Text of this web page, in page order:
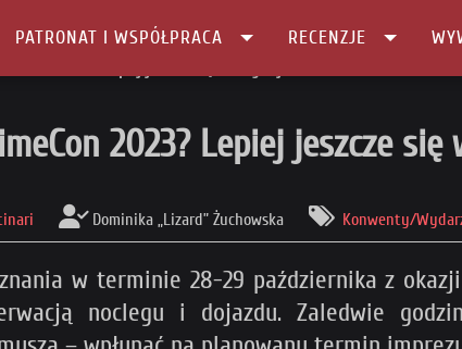
PATRONAT I WSPÓŁPRACA RECENZJE
2023? Lepiej jeszcze się
Dominika „Lizard” Żuchowska Konwenty/
w terminie 28-29 października z
noclegu i dojazdu. Zaledwie